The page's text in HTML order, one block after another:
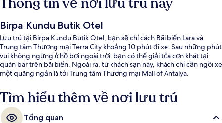
Birpa Kundu Butik Otel
Lưu trú tại Birpa Kundu Butik Otel, bạn sẽ chỉ cách Bãi biển Lara và
Trung tâm Thương mại Terra City khoảng 10 phút đi xe. Sau những phút
vui không ngừng ở hồ bơi ngoài trời, bạn có thể giải tỏa cơn khát tại
quán bar trên bãi biển. Ngoài ra, từ khách sạn này, khách chỉ cần ngồi xe
một quãng ngắn là tới Trung tâm Thương mại Mall of Antalya.
Tìm hiểu thêm về nơi lưu trú
Tổng quan